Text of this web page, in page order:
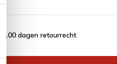
100 dagen retourrecht